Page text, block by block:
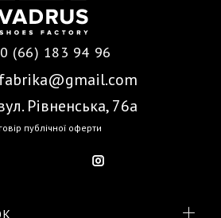
(66) 183 94 96
Рівненська, 76а
публічної оферти